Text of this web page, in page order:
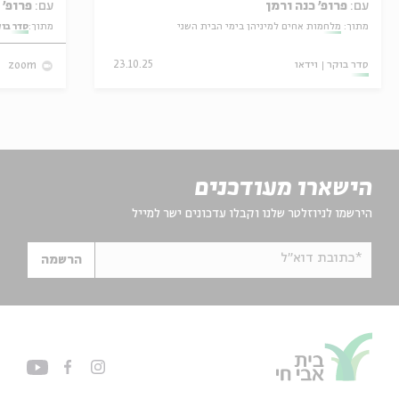
עם: פרופ' כנה ורמן
מתוך: מלחמות אחים למיניהן בימי הבית השני
סדר בוקר וידאו 23.10.25
עם: פרופ' אביגדור שנאן
מתוך:סדר
zoom
הישארו מעודכנים
הירשמו לניוזלטר שלנו וקבלו עדכונים ישר למייל
*כתובת דוא"ל הרשמה